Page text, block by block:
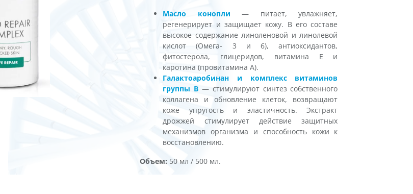
Масло конопли — питает, увлажняет,
регенерирует и защищает кожу. В его составе
высокое содержание линоленовой и линолевой
кислот (Омега- 3 и 6), антиоксидантов,
фитостерола, глицеридов, витамина Е и
каротина (провитамина А).
Галактоаробинан и комплекс витаминов
группы В — стимулируют синтез собственного
коллагена и обновление клеток, возвращают
коже упругость и эластичность. Экстракт
дрожжей стимулирует действие защитных
механизмов организма и способность кожи к
восстановлению.
Объем: 50 мл / 500 мл.